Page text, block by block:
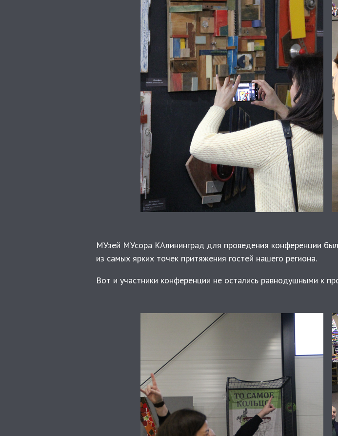
МУзей МУсора КАлининград для проведения конференции
из самых ярких точек притяжения гостей нашего региона.
Вот и участники конференции не остались равнодушными к